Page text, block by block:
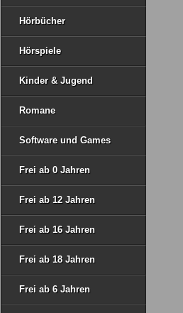
Hörbücher
Hörspiele
Kinder & Jugend
Romane
Software und Games
Frei ab 0 Jahren
Frei ab 12 Jahren
Frei ab 16 Jahren
Frei ab 18 Jahren
Frei ab 6 Jahren